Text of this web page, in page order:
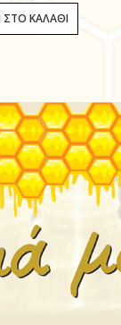
ΚΑΛΆΘΙ